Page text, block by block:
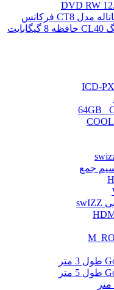
رم کامپیوتر کروشیال تک کاناله مدل CT8 فرکانس
جمع